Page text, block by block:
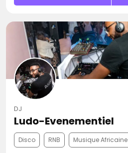
DJ
Ludo-Evenementiel
Disco RNB Musique Africaine